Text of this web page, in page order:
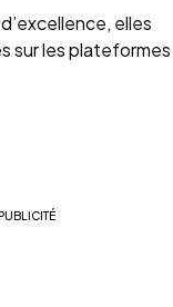
elles
sur les plateformes